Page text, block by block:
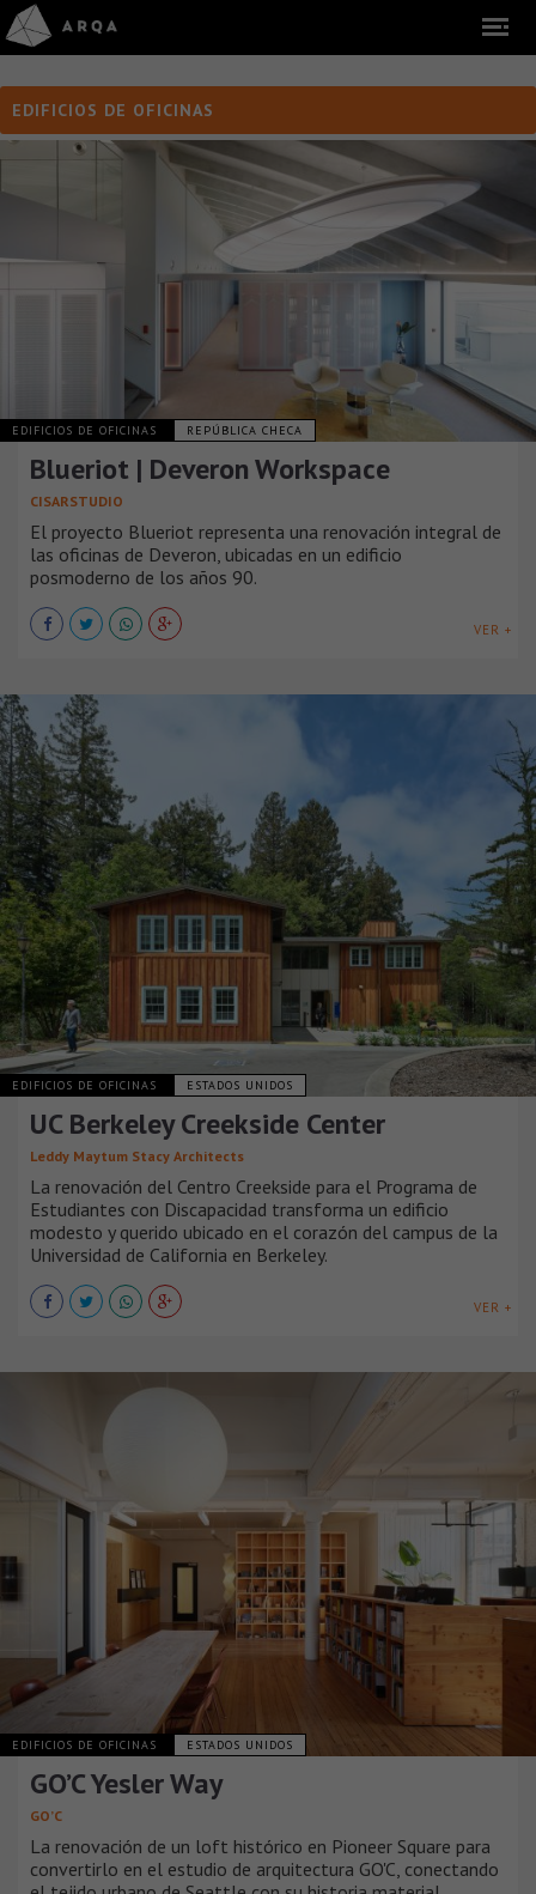
EDIFICIOS DE OFICINAS
EDIFICIOS DE OFICINAS REPÚBLICA CHECA
Blueriot | Deveron Workspace
CISARSTUDIO
El proyecto Blueriot representa una renovación integral de
las oficinas de Deveron, ubicadas en un edificio
posmoderno de los años 90.
VER +
EDIFICIOS DE OFICINAS ESTADOS UNIDOS
UC Berkeley Creekside Center
Leddy Maytum Stacy Architects
La renovación del Centro Creekside para el Programa de
Estudiantes con Discapacidad transforma un edificio
modesto y querido ubicado en el corazón del campus de la
Universidad de California en Berkeley.
VER +
EDIFICIOS DE OFICINAS ESTADOS UNIDOS
GO’C Yesler Way
GO’C
La renovación de un loft histórico en Pioneer Square para
convertirlo en el estudio de arquitectura GO'C, conectando